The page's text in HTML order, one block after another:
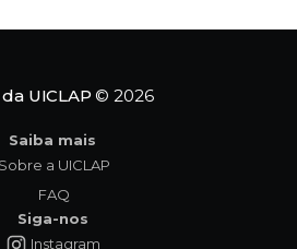
da UICLAP © 2026
Saiba mais
Sobre a UICLAP
FAQ
Siga-nos
Instagram